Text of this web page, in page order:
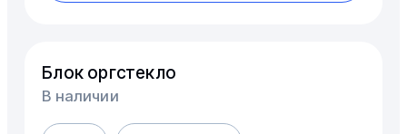
Блок оргстекло
В наличии